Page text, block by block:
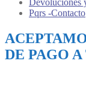
Devoluciones
Pqrs -Contacto
DE PAGO